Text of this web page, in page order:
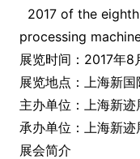
2017 of the
processing
展览时间：2017年8
展览地点：上海新
主办单位：上海新
承办单位：上海新
展会简介